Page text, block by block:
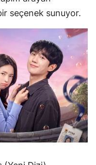
seçenek sunuyor.